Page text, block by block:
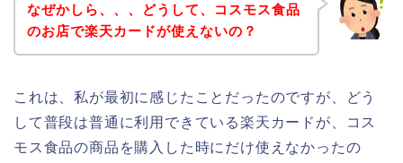
なぜかしら、、、どうして、コスモス食品
のお店で楽天カードが使えないの？
これは、私が最初に感じたことだったのですが、どう
して普段は普通に利用できている楽天カードが、コス
モス食品の商品を購入した時にだけ使えなかったの